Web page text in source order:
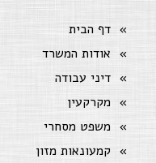
דף הבית
אודות המשרד
דיני עבודה
מקרקעין
משפט מסחרי
קמעונאות מזון